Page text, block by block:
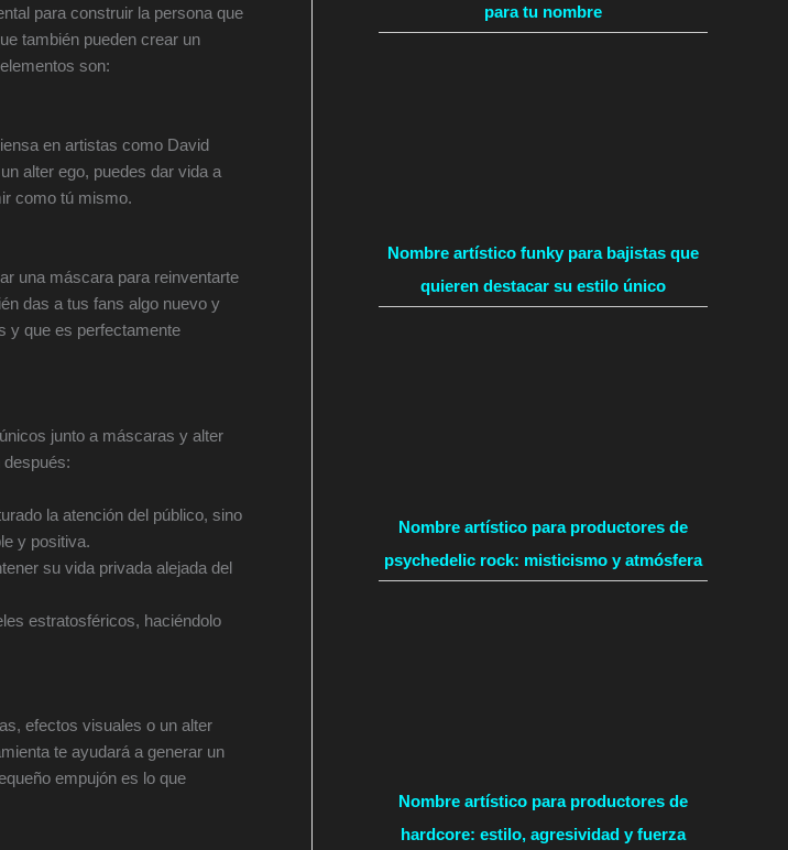
para construir la persona que
también pueden crear un
son:
en artistas como David
alter ego, puedes dar vida a
como tú mismo.
una máscara para reinventarte
das a tus fans algo nuevo y
y que es perfectamente
junto a máscaras y alter
la atención del público, sino
y positiva.
su vida privada alejada del
estratosféricos, haciéndolo
efectos visuales o un alter
te ayudará a generar un
empujón es lo que
para tu nombre
Nombre artístico funky para bajistas que
quieren destacar su estilo único
Nombre artístico para productores de
psychedelic rock: misticismo y atmósfera
Nombre artístico para productores de
hardcore: estilo, agresividad y fuerza